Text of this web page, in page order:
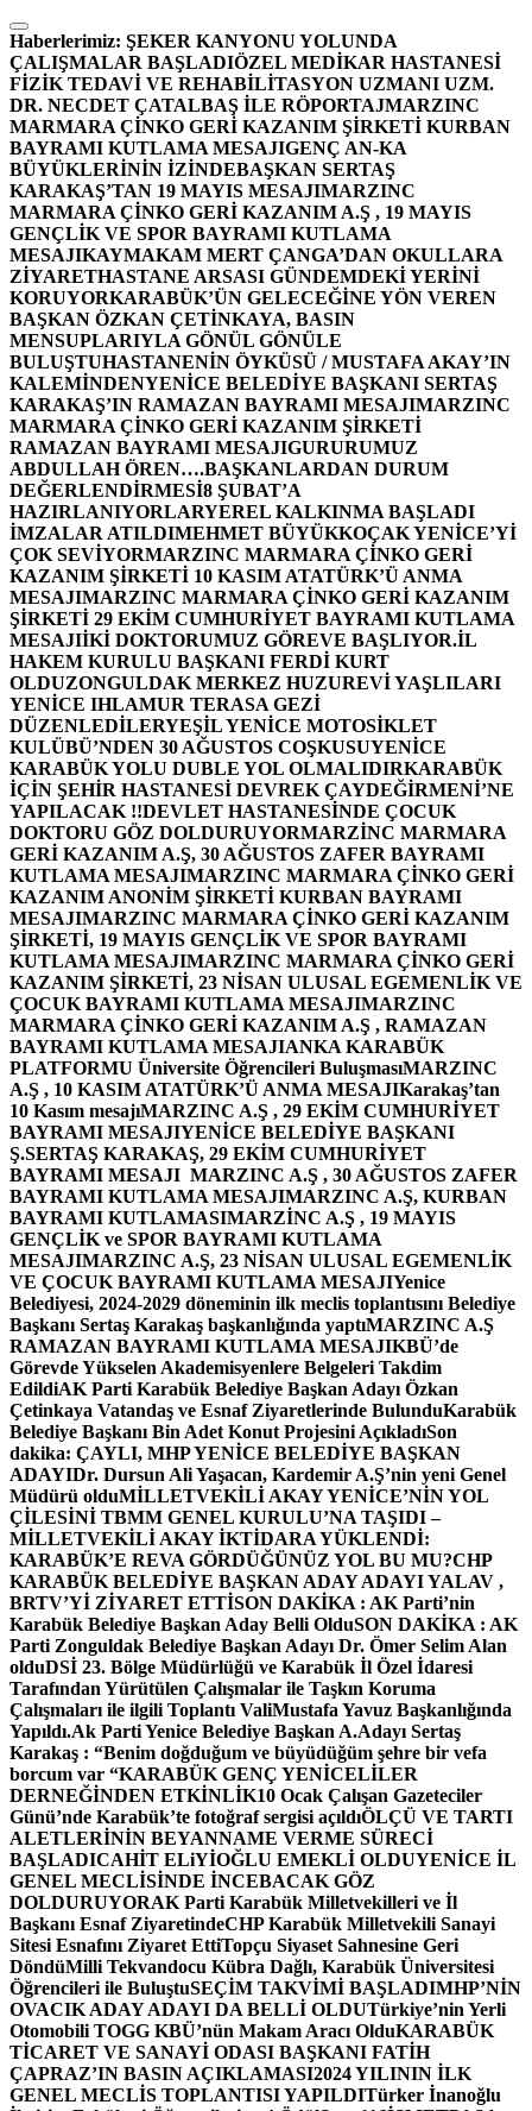
İçeriğe
atla
Haberlerimiz: ŞEKER KANYONU YOLUNDA
ÇALIŞMALAR BAŞLADIÖZEL MEDİKAR HASTANESİ
FİZİK TEDAVİ VE REHABİLİTASYON UZMANI UZM.
DR. NECDET ÇATALBAŞ İLE RÖPORTAJMARZINC
MARMARA ÇİNKO GERİ KAZANIM ŞİRKETİ KURBAN
BAYRAMI KUTLAMA MESAJIGENÇ AN-KA
BÜYÜKLERİNİN İZİNDEBAŞKAN SERTAŞ
KARAKAŞ’TAN 19 MAYIS MESAJIMARZINC
MARMARA ÇİNKO GERİ KAZANIM A.Ş , 19 MAYIS
GENÇLİK VE SPOR BAYRAMI KUTLAMA
MESAJIKAYMAKAM MERT ÇANGA’DAN OKULLARA
ZİYARETHASTANE ARSASI GÜNDEMDEKİ YERİNİ
KORUYORKARABÜK’ÜN GELECEĞİNE YÖN VEREN
BAŞKAN ÖZKAN ÇETİNKAYA, BASIN
MENSUPLARIYLA GÖNÜL GÖNÜLE
BULUŞTUHASTANENİN ÖYKÜSÜ / MUSTAFA AKAY’IN
KALEMİNDENYENİCE BELEDİYE BAŞKANI SERTAŞ
KARAKAŞ’IN RAMAZAN BAYRAMI MESAJIMARZINC
MARMARA ÇİNKO GERİ KAZANIM ŞİRKETİ
RAMAZAN BAYRAMI MESAJIGURURUMUZ
ABDULLAH ÖREN….BAŞKANLARDAN DURUM
DEĞERLENDİRMESİ8 ŞUBAT’A
HAZIRLANIYORLARYEREL KALKINMA BAŞLADI
İMZALAR ATILDIMEHMET BÜYÜKKOÇAK YENİCE’Yİ
ÇOK SEVİYORMARZINC MARMARA ÇİNKO GERİ
KAZANIM ŞİRKETİ 10 KASIM ATATÜRK’Ü ANMA
MESAJIMARZINC MARMARA ÇİNKO GERİ KAZANIM
ŞİRKETİ 29 EKİM CUMHURİYET BAYRAMI KUTLAMA
MESAJIİKİ DOKTORUMUZ GÖREVE BAŞLIYOR.İL
HAKEM KURULU BAŞKANI FERDİ KURT
OLDUZONGULDAK MERKEZ HUZUREVİ YAŞLILARI
YENİCE IHLAMUR TERASA GEZİ
DÜZENLEDİLERYEŞİL YENİCE MOTOSİKLET
KULÜBÜ’NDEN 30 AĞUSTOS COŞKUSUYENİCE
KARABÜK YOLU DUBLE YOL OLMALIDIRKARABÜK
İÇİN ŞEHİR HASTANESİ DEVREK ÇAYDEĞİRMENİ’NE
YAPILACAK !!DEVLET HASTANESİNDE ÇOCUK
DOKTORU GÖZ DOLDURUYORMARZİNC MARMARA
GERİ KAZANIM A.Ş, 30 AĞUSTOS ZAFER BAYRAMI
KUTLAMA MESAJIMARZINC MARMARA ÇİNKO GERİ
KAZANIM ANONİM ŞİRKETİ KURBAN BAYRAMI
MESAJIMARZINC MARMARA ÇİNKO GERİ KAZANIM
ŞİRKETİ, 19 MAYIS GENÇLİK VE SPOR BAYRAMI
KUTLAMA MESAJIMARZINC MARMARA ÇİNKO GERİ
KAZANIM ŞİRKETİ, 23 NİSAN ULUSAL EGEMENLİK VE
ÇOCUK BAYRAMI KUTLAMA MESAJIMARZINC
MARMARA ÇİNKO GERİ KAZANIM A.Ş , RAMAZAN
BAYRAMI KUTLAMA MESAJIANKA KARABÜK
PLATFORMU Üniversite Öğrencileri BuluşmasıMARZINC
A.Ş , 10 KASIM ATATÜRK’Ü ANMA MESAJIKarakaş’tan
10 Kasım mesajıMARZINC A.Ş , 29 EKİM CUMHURİYET
BAYRAMI MESAJIYENİCE BELEDİYE BAŞKANI
Ş.SERTAŞ KARAKAŞ, 29 EKİM CUMHURİYET
BAYRAMI MESAJI MARZINC A.Ş , 30 AĞUSTOS ZAFER
BAYRAMI KUTLAMA MESAJIMARZINC A.Ş, KURBAN
BAYRAMI KUTLAMASIMARZİNC A.Ş , 19 MAYIS
GENÇLİK ve SPOR BAYRAMI KUTLAMA
MESAJIMARZINC A.Ş, 23 NİSAN ULUSAL EGEMENLİK
VE ÇOCUK BAYRAMI KUTLAMA MESAJIYenice
Belediyesi, 2024-2029 döneminin ilk meclis toplantısını Belediye
Başkanı Sertaş Karakaş başkanlığında yaptıMARZINC A.Ş
RAMAZAN BAYRAMI KUTLAMA MESAJIKBÜ’de
Görevde Yükselen Akademisyenlere Belgeleri Takdim
EdildiAK Parti Karabük Belediye Başkan Adayı Özkan
Çetinkaya Vatandaş ve Esnaf Ziyaretlerinde BulunduKarabük
Belediye Başkanı Bin Adet Konut Projesini AçıkladıSon
dakika: ÇAYLI, MHP YENİCE BELEDİYE BAŞKAN
ADAYIDr. Dursun Ali Yaşacan, Kardemir A.Ş’nin yeni Genel
Müdürü olduMİLLETVEKİLİ AKAY YENİCE’NİN YOL
ÇİLESİNİ TBMM GENEL KURULU’NA TAŞIDI –
MİLLETVEKİLİ AKAY İKTİDARA YÜKLENDİ:
KARABÜK’E REVA GÖRDÜĞÜNÜZ YOL BU MU?CHP
KARABÜK BELEDİYE BAŞKAN ADAY ADAYI YALAV ,
BRTV’Yİ ZİYARET ETTİSON DAKİKA : AK Parti’nin
Karabük Belediye Başkan Aday Belli OlduSON DAKİKA : AK
Parti Zonguldak Belediye Başkan Adayı Dr. Ömer Selim Alan
olduDSİ 23. Bölge Müdürlüğü ve Karabük İl Özel İdaresi
Tarafından Yürütülen Çalışmalar ile Taşkın Koruma
Çalışmaları ile ilgili Toplantı ValiMustafa Yavuz Başkanlığında
Yapıldı.Ak Parti Yenice Belediye Başkan A.Adayı Sertaş
Karakaş : “Benim doğduğum ve büyüdüğüm şehre bir vefa
borcum var “KARABÜK GENÇ YENİCELİLER
DERNEĞİNDEN ETKİNLİK10 Ocak Çalışan Gazeteciler
Günü’nde Karabük’te fotoğraf sergisi açıldıÖLÇÜ VE TARTI
ALETLERİNİN BEYANNAME VERME SÜRECİ
BAŞLADICAHİT ELiYİOĞLU EMEKLİ OLDUYENİCE İL
GENEL MECLİSİNDE İNCEBACAK GÖZ
DOLDURUYORAK Parti Karabük Milletvekilleri ve İl
Başkanı Esnaf ZiyaretindeCHP Karabük Milletvekili Sanayi
Sitesi Esnafını Ziyaret EttiTopçu Siyaset Sahnesine Geri
DöndüMilli Tekvandocu Kübra Dağlı, Karabük Üniversitesi
Öğrencileri ile BuluştuSEÇİM TAKVİMİ BAŞLADIMHP’NİN
OVACIK ADAY ADAYI DA BELLİ OLDUTürkiye’nin Yerli
Otomobili TOGG KBÜ’nün Makam Aracı OlduKARABÜK
TİCARET VE SANAYİ ODASI BAŞKANI FATİH
ÇAPRAZ’IN BASIN AÇIKLAMASI2024 YILININ İLK
GENEL MECLİS TOPLANTISI YAPILDITürker İnanoğlu